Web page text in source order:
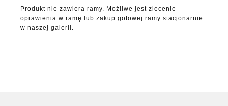
Produkt nie zawiera ramy. Możliwe jest zlecenie
oprawienia w ramę lub zakup gotowej ramy stacjonarnie
w naszej galerii.